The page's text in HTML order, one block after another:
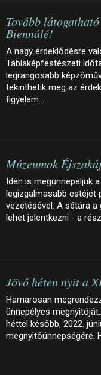
Tovább
Biennálé!
A nagy érdeklődésre
Táblaképfestészeti
legrangosabb
tekinthetik meg az
figyelem…
Múzeumok
Idén is megünnepeljük
legizgalmasabb estéjét
vezetésével. A sétára a
lehet jelentkezni - a
Jövő héten nyit a
Hamarosan
ünnepélyes
héttel később, 2022.
megnyitóünnepségére.